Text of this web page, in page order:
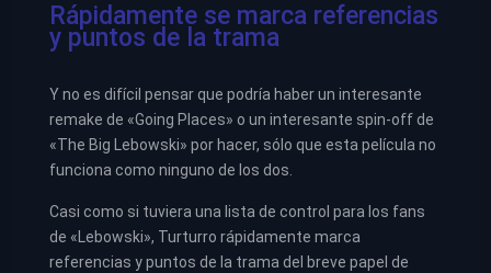
Rápidamente se marca referencias
y puntos de la trama
Y no es difícil pensar que podría haber un interesante
remake de «Going Places» o un interesante spin-off de
«The Big Lebowski» por hacer, sólo que esta película no
funciona como ninguno de los dos.
Casi como si tuviera una lista de control para los fans
de «Lebowski», Turturro rápidamente marca
referencias y puntos de la trama del breve papel de